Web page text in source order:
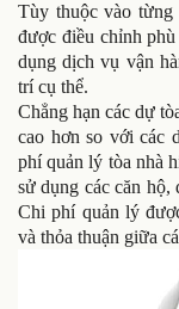
Tùy thuộc vào
được điều chỉnh
dụng dịch vụ vận
trí cụ thể.
Chẳng hạn các dự
cao hơn so với các
phí quản lý tòa nhà
sử dụng các căn hộ,
Chi phí quản lý
và thỏa thuận giữa